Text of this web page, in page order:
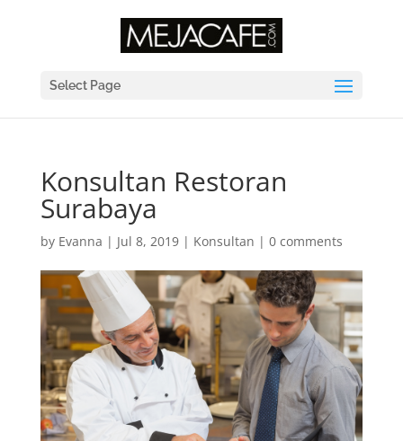
Select Page
Konsultan Restoran
Surabaya
by Evanna | Jul 8, 2019| Konsultan | 0 comments